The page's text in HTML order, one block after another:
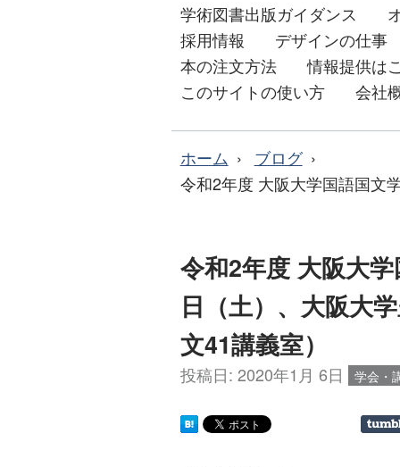
学術図書出版ガイダンス
採用情報
デザインの仕事
本の注文方法
情報提供は
このサイトの使い方
会社
ホーム
ブログ
令和2年度 大阪大学国語国文
令和2年度 大阪大
日（土）、大阪大
文41講義室）
投稿日: 2020年1月 6日 学会・